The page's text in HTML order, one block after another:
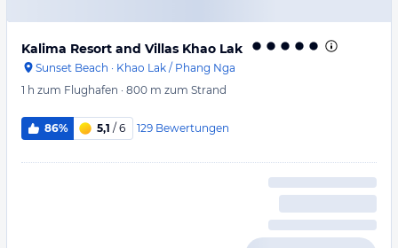
Kalima Resort and Villas Khao Lak
Sunset Beach · Khao Lak / Phang Nga
1 h zum Flughafen · 800 m zum Strand
86% 5,1 / 6 129 Bewertungen